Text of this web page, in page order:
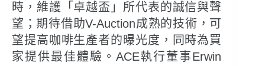
時，維護「卓越盃」所代表的誠信與聲
望；期待借助V-Auction成熟的技術，可
望提高咖啡生產者的曝光度，同時為買
家提供最佳體驗。ACE執行董事Erwin